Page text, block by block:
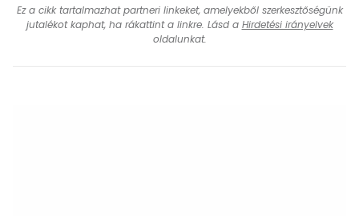
Ez a cikk tartalmazhat partneri linkeket, amelyekből szerkesztőségünk
jutalékot kaphat, ha rákattint a linkre. Lásd a Hirdetési irányelvek
oldalunkat.